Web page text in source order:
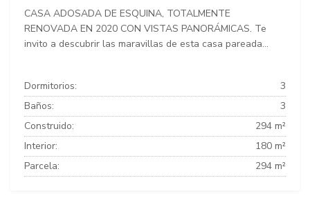
CASA ADOSADA DE ESQUINA, TOTALMENTE
RENOVADA EN 2020 CON VISTAS PANORÁMICAS. Te
invito a descubrir las maravillas de esta casa pareada...
Dormitorios:
3
Baños:
3
Construido:
294 m²
Interior:
180 m²
Parcela:
294 m²